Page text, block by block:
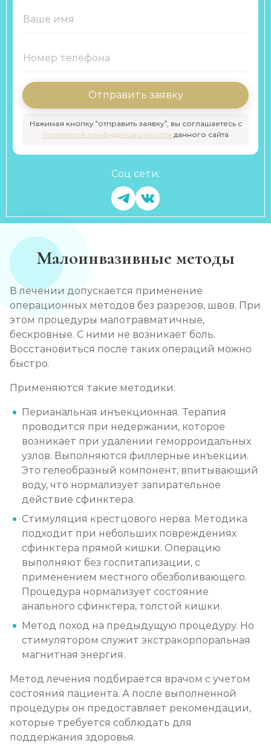
Отправить заявку
Нажимая кнопку “отправить заявку”, вы соглашаетесь с
политикой конфиденциальности данного сайта
Соц сети:
Малоинвазивные методы
В лечении допускается применение
операционных методов без разрезов, швов. При
этом процедуры малотравматичные,
бескровные. С ними не возникает боль.
Восстановиться после таких операций можно
быстро.
Применяются такие методики:
Перианальная инъекционная. Терапия
проводится при недержании, которое
возникает при удалении геморроидальных
узлов. Выполняются филлерные инъекции.
Это гелеобразный компонент, впитывающий
воду, что нормализует запирательное
действие сфинктера.
Стимуляция крестцового нерва. Методика
подходит при небольших повреждениях
сфинктера прямой кишки. Операцию
выполняют без госпитализации, с
применением местного обезболивающего.
Процедура нормализует состояние
анального сфинктера, толстой кишки.
Метод поход на предыдущую процедуру. Но
стимулятором служит экстракорпоральная
магнитная энергия.
Метод лечения подбирается врачом с учетом
состояния пациента. А после выполненной
процедуры он предоставляет рекомендации,
которые требуется соблюдать для
поддержания здоровья.